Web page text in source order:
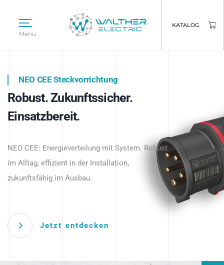
Menü
KATALOG
Intelligente Stromverteilung
beginnt hier.
NEO CEE Steckvorrichtung
Robust. Zukunftssicher.
Einsatzbereit.
NEO CEE: Energieverteilung mit System. Robust
im Alltag, effizient in der Installation,
zukunftsfähig im Ausbau.
Jetzt entdecken
Intelligenz trifft Energie.
Anwendungen – robust, IP-geschützt und
zukunftsfähig.